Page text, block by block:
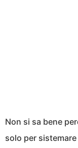
Non si sa bene
solo per